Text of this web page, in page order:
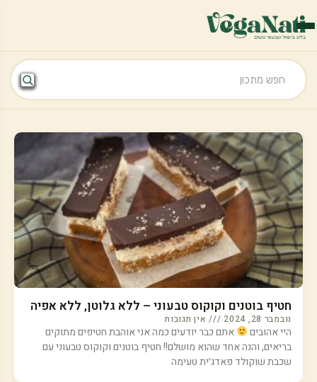
חטיף בוטנים וקוקוס טבעוני – ללא גלוטן, ללא אפיה
נובמבר 28, 2024 אין תגובות
היי אהובים
אתם כבר יודעים כמה אני אוהבת חטיפים מתוקים
בריאים, והנה אחד שהוא מושלם!! חטיף בוטנים וקוקוס טבעוני עם
שכבת שוקולד פאדג׳ית טעימה